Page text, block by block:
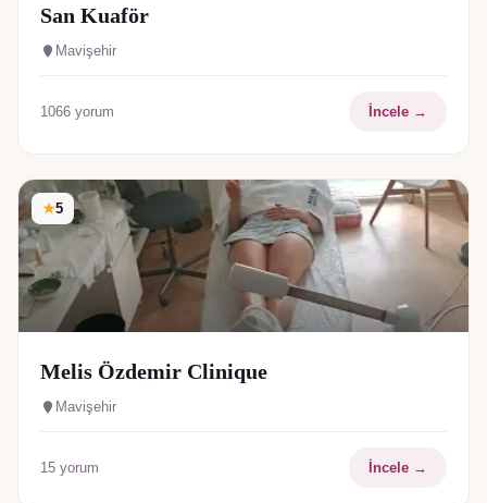
San Kuaför
Mavişehir
1066 yorum İncele →
★5
Melis Özdemir Clinique
Mavişehir
15 yorum İncele →